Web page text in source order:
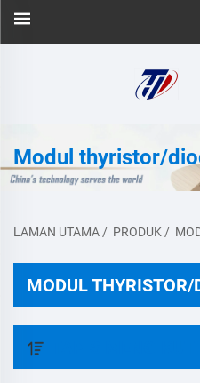
Modul thyristor/
LAMAN UTAMA / PRODUK /
MODUL THYRISTOR/